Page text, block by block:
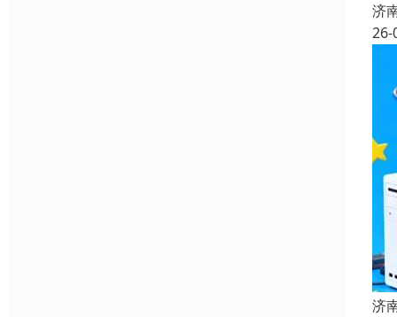
济
26-
济